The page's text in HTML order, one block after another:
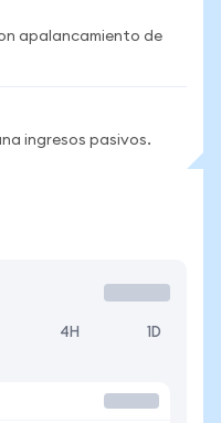
apalancamiento de
ingresos pasivos.
4H 1D